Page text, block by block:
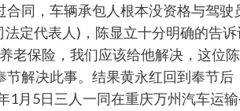
同，车辆承包人根本没资格与驾驶
定代表人)，陈显立十分明确的告
老保险，我们应该给他解决，这位
解决此事。结果黄永红回到奉节后
月5日三人一同在重庆万州汽车运